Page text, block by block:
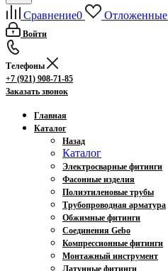
Сравнение0 Отложенные
Войти
Телефоны
+7 (921) 908-71-85
Заказать звонок
Главная
Каталог
Назад
Каталог
Электросварные фитинги
Фасонные изделия
Полиэтиленовые трубы
Трубопроводная арматура
Обжимные фитинги
Соединения Gebo
Компрессионные фитинги
Монтажный инструмент
Латунные фитинги